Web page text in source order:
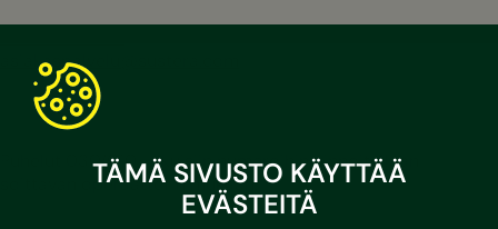
TÄMÄ SIVUSTO KÄYTTÄÄ
EVÄSTEITÄ
asiakaspalvelu@sustera.com
Puhelut 030/010-alkuisiin numeroihin hinnoitellaan
soittavan operaattorin mukaan.